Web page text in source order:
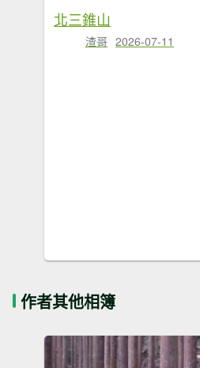
北三錐山
渣哥 2026-07-11
作者其他相簿